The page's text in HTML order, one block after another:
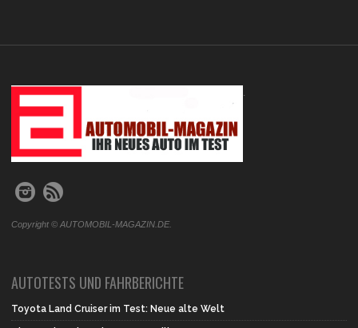
.
Copyright © AUTOMOBIL-MAGAZIN.DE.
AUTOTESTS UND FAHRBERICHTE
Toyota Land Cruiser im Test: Neue alte Welt